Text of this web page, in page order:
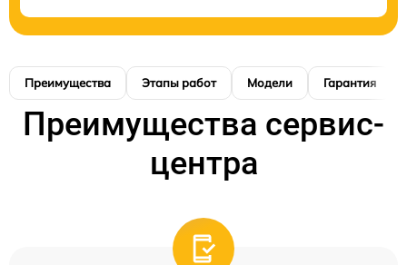
Преимущества Этапы работ Модели Гарантия
Преимущества сервис-
центра